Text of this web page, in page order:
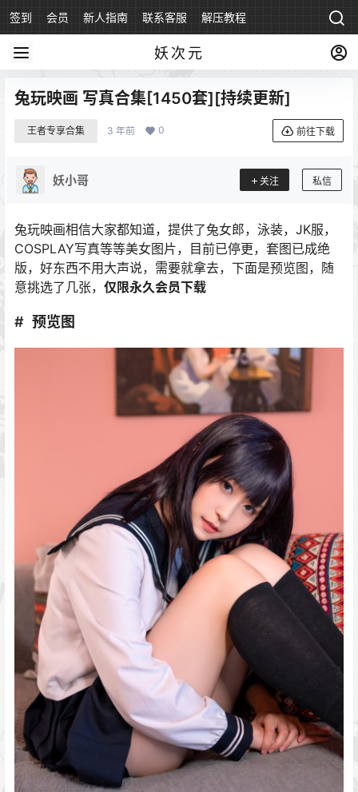
签到 会员 新人指南 联系客服 解压教程
妖次元
兔玩映画 写真合集[1450套][持续更新]
王者专享合集 3 年前 0 前往下载
妖小哥 关注 私信
兔玩映画相信大家都知道，提供了兔女郎，泳装，JK服，
COSPLAY写真等等美女图片，目前已停更，套图已成绝
版，好东西不用大声说，需要就拿去，下面是预览图，随
意挑选了几张， 仅限永久会员下载
预览图